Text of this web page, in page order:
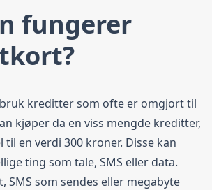
fungerer
kreditter som ofte er omgjort til
kjøper da en viss mengde kreditter,
en verdi 300 kroner. Disse kan
ting som tale, SMS eller data.
SMS som sendes eller megabyte